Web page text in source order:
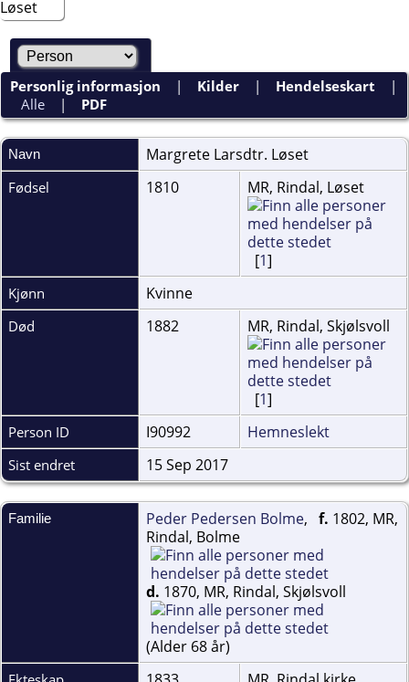
Personlig informasjon | Kilder | Hendelseskart |
Alle | PDF
Navn Margrete Larsdtr. Løset
Fødsel 1810 MR, Rindal, Løset
[1]
Kjønn Kvinne
Død 1882 MR, Rindal, Skjølsvoll
[1]
Person ID I90992 Hemneslekt
Sist endret 15 Sep 2017
Familie Peder Pedersen Bolme, f. 1802, MR,
Rindal, Bolme
d. 1870, MR, Rindal, Skjølsvoll
(Alder 68 år)